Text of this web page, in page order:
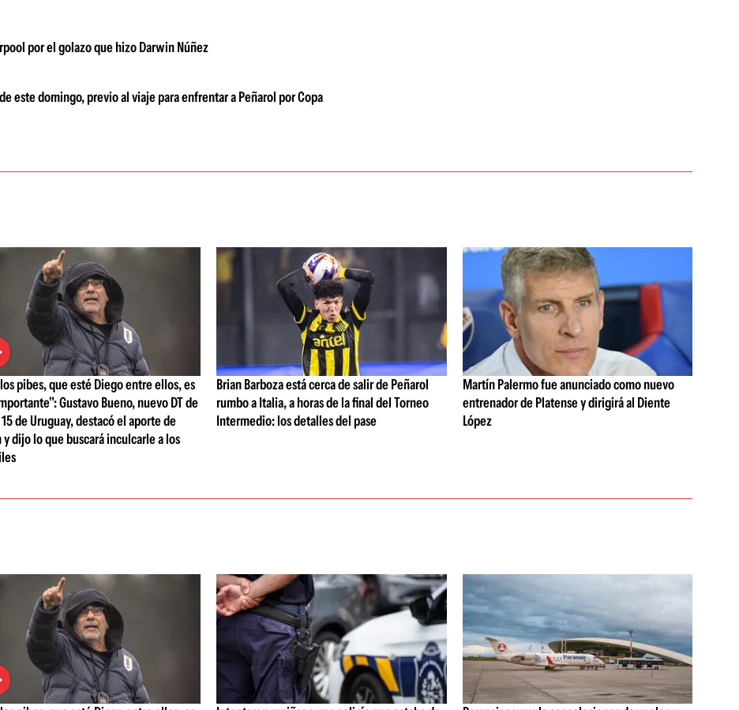
por el golazo que hizo Darwin Núñez
este domingo, previo al viaje para enfrentar a Peñarol por Copa
pibes, que esté Diego entre ellos, es
Gustavo Bueno, nuevo DT de
de Uruguay, destacó el aporte de
y dijo lo que buscará inculcarle a los
Brian Barboza está cerca de salir de Peñarol
rumbo a Italia, a horas de la final del Torneo
Intermedio: los detalles del pase
Martín Palermo fue anunciado como nuevo
entrenador de Platense y dirigirá al Diente
López